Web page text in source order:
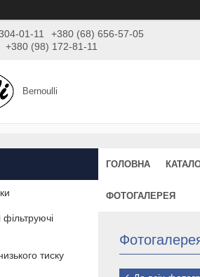
01-11
+380 (68) 656-57-05
+380 (98) 172-81-11
Bernoulli
ГОЛОВНА
ФОТОГАЛЕРЕЯ
фільтруючі
тиску